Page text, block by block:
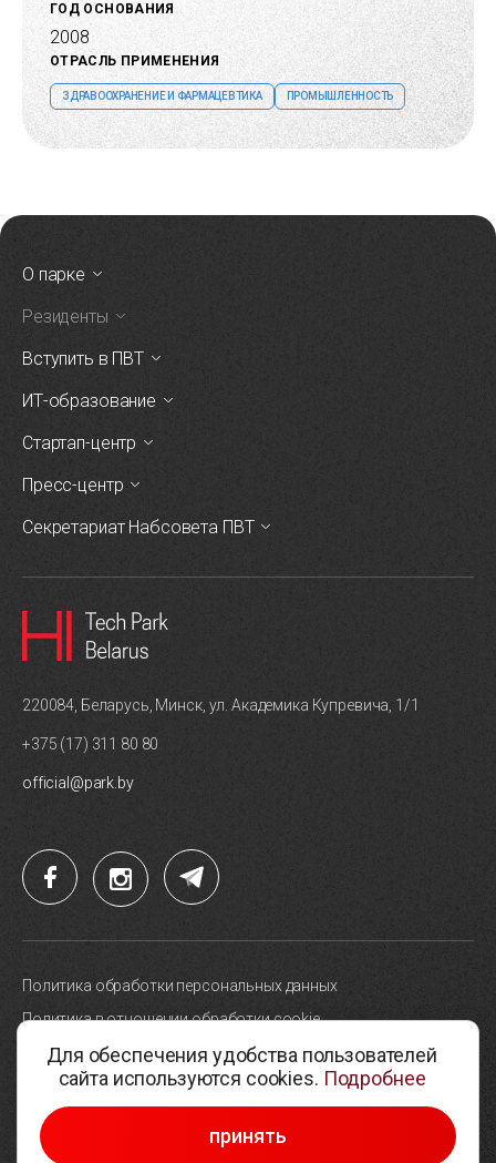
ГОД ОСНОВАНИЯ
2008
ОТРАСЛЬ ПРИМЕНЕНИЯ
ЗДРАВООХРАНЕНИЕ И ФАРМАЦЕВТИКА ПРОМЫШЛЕННОСТЬ
О парке
Резиденты
Вступить в ПВТ
ИТ-образование
Стартап-центр
Пресс-центр
Секретариат Набсовета ПВТ
220084, Беларусь, Минск, ул. Академика Купревича, 1/1
+375 (17) 311 80 80
official@park.by
© 2005-2026, Парк высоких технологий
Политика обработки персональных данных
Политика в отношении обработки cookie
Карта сайта
Выбор настроек cookie
Для обеспечения удобства пользователей
сайта используются cookies. Подробнее
принять